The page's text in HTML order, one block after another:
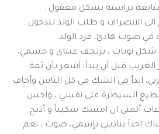
دراسته بشكل معقول .
الانصراف و طلب الولد للدخول .
صوت هادئ، فرد الولد:
شكل نوبات ، ترتجف عيناي و جسمي،
قبل أن يبدأ، أشعر بأن ثمة
ابدأ في الشك في كل الناس وأخاف
السيطرة على نفسي ، وأحس
أتمنى ان امسك سكيناً و أذبح
احداَ يناديني بإسمي، صوت ، نعم